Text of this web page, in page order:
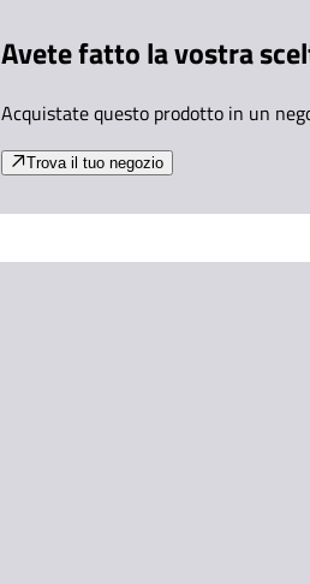
Avete fatto la vostra
Acquistate questo prodotto in un
Trova il tuo negozio